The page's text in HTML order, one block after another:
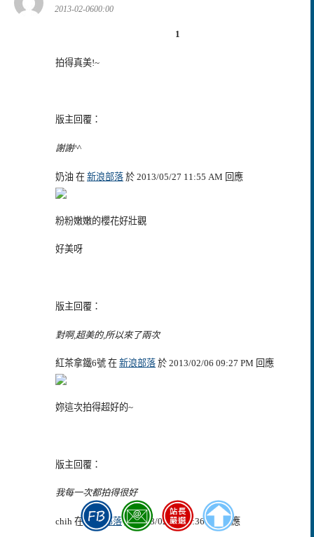
示:
2013-02-0600:00
1
拍得真美!~
版主回覆：
謝謝^^
奶油 在 新浪部落 於 2013/05/27 11:55 AM 回應
粉粉嫩嫩的櫻花好壯觀
好美呀
版主回覆：
對啊,超美的,所以來了兩次
紅茶拿鐵6號 在 新浪部落 於 2013/02/06 09:27 PM 回應
妳這次拍得超好的~
版主回覆：
我每一次都拍得很好
chih 在新浪部落於 2013/02/06 12:36 PM 回應